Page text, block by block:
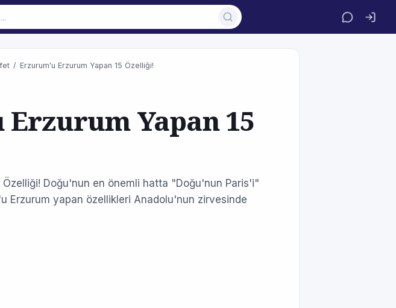
/ Erzurum'u Erzurum Yapan 15 Özelliği!
Yapan 15
Özelliği! Doğu'nun en önemli hatta "Doğu'nun Paris'i"
Erzurum yapan özellikleri Anadolu'nun zirvesinde